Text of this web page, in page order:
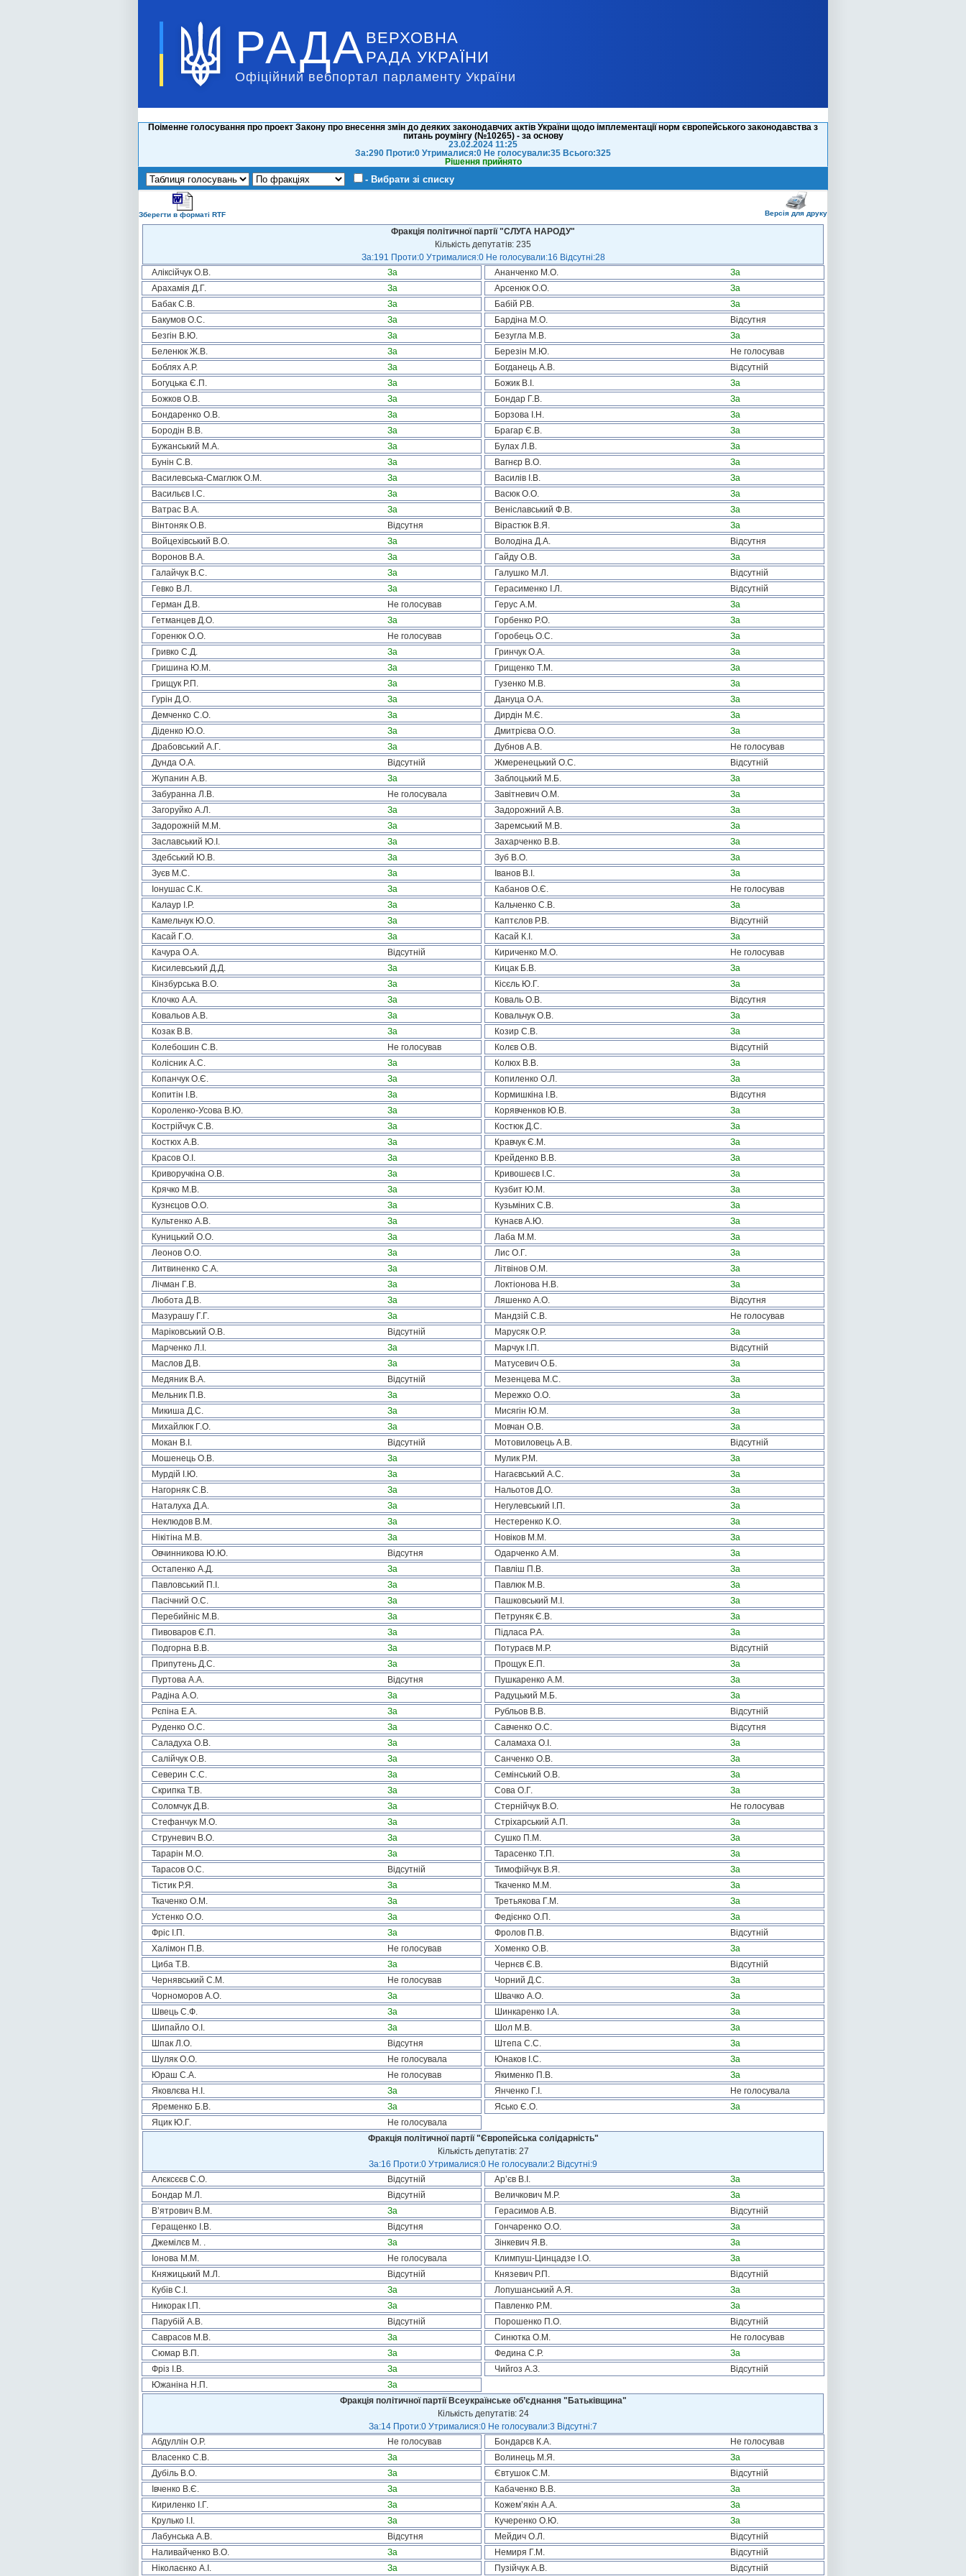
РАДА ВЕРХОВНА
РАДА УКРАЇНИ
Офіційний вебпортал парламенту України
Поіменне голосування про проект Закону про внесення змін до деяких законодавчих актів України щодо імплементації норм європейського законодавства з
питань роумінгу (№10265) - за основу
23.02.2024 11:25
За:290 Проти:0 Утрималися:0 Не голосували:35 Всього:325
Рішення прийнято
- Вибрати зі списку
Зберегти в форматі RTF Версія для друку
Фракція політичної партії "СЛУГА НАРОДУ"
Кількість депутатів: 235
За:191 Проти:0 Утрималися:0 Не голосували:16 Відсутні:28
Аліксійчук О.В.
За Ананченко М.О.
За
Арахамія Д.Г.
За Арсенюк О.О.
За
Бабак С.В.
За Бабій Р.В.
За
Бакумов О.С.
За Бардіна М.О.
Відсутня
Безгін В.Ю.
За Безугла М.В.
За
Беленюк Ж.В.
За Березін М.Ю.
Не голосував
Боблях А.Р.
За Богданець А.В.
Відсутній
Богуцька Є.П.
За Божик В.І.
За
Божков О.В.
За Бондар Г.В.
За
Бондаренко О.В.
За Борзова І.Н.
За
Бородін В.В.
За Брагар Є.В.
За
Бужанський М.А.
За Булах Л.В.
За
Бунін С.В.
За Вагнєр В.О.
За
Василевська-Смаглюк О.М.
За Василів І.В.
За
Васильєв І.С.
За Васюк О.О.
За
Ватрас В.А.
За Веніславський Ф.В.
За
Вінтоняк О.В.
Відсутня Вірастюк В.Я.
За
Войцехівський В.О.
За Володіна Д.А.
Відсутня
Воронов В.А.
За Гайду О.В.
За
Галайчук В.С.
За Галушко М.Л.
Відсутній
Гевко В.Л.
За Герасименко І.Л.
Відсутній
Герман Д.В.
Не голосував Герус А.М.
За
Гетманцев Д.О.
За Горбенко Р.О.
За
Горенюк О.О.
Не голосував Горобець О.С.
За
Гривко С.Д.
За Гринчук О.А.
За
Гришина Ю.М.
За Грищенко Т.М.
За
Грищук Р.П.
За Гузенко М.В.
За
Гурін Д.О.
За Дануца О.А.
За
Демченко С.О.
За Дирдін М.Є.
За
Діденко Ю.О.
За Дмитрієва О.О.
За
Драбовський А.Г.
За Дубнов А.В.
Не голосував
Дунда О.А.
Відсутній Жмеренецький О.С.
Відсутній
Жупанин А.В.
За Заблоцький М.Б.
За
Забуранна Л.В.
Не голосувала Завітневич О.М.
За
Загоруйко А.Л.
За Задорожний А.В.
За
Задорожній М.М.
За Заремський М.В.
За
Заславський Ю.І.
За Захарченко В.В.
За
Здебський Ю.В.
За Зуб В.О.
За
Зуєв М.С.
За Іванов В.І.
За
Іонушас С.К.
За Кабанов О.Є.
Не голосував
Калаур І.Р.
За Кальченко С.В.
За
Камельчук Ю.О.
За Каптєлов Р.В.
Відсутній
Касай Г.О.
За Касай К.І.
За
Качура О.А.
Відсутній Кириченко М.О.
Не голосував
Кисилевський Д.Д.
За Кицак Б.В.
За
Кінзбурська В.О.
За Кісєль Ю.Г.
За
Клочко А.А.
За Коваль О.В.
Відсутня
Ковальов А.В.
За Ковальчук О.В.
За
Козак В.В.
За Козир С.В.
За
Колебошин С.В.
Не голосував Колєв О.В.
Відсутній
Колісник А.С.
За Колюх В.В.
За
Копанчук О.Є.
За Копиленко О.Л.
За
Копитін І.В.
За Кормишкіна І.В.
Відсутня
Короленко-Усова В.Ю.
За Корявченков Ю.В.
За
Кострійчук С.В.
За Костюк Д.С.
За
Костюх А.В.
За Кравчук Є.М.
За
Красов О.І.
За Крейденко В.В.
За
Криворучкіна О.В.
За Кривошеєв І.С.
За
Крячко М.В.
За Кузбит Ю.М.
За
Кузнєцов О.О.
За Кузьміних С.В.
За
Культенко А.В.
За Кунаєв А.Ю.
За
Куницький О.О.
За Лаба М.М.
За
Леонов О.О.
За Лис О.Г.
За
Литвиненко С.А.
За Літвінов О.М.
За
Лічман Г.В.
За Локтіонова Н.В.
За
Любота Д.В.
За Ляшенко А.О.
Відсутня
Мазурашу Г.Г.
За Мандзій С.В.
Не голосував
Маріковський О.В.
Відсутній Марусяк О.Р.
За
Марченко Л.І.
За Марчук І.П.
Відсутній
Маслов Д.В.
За Матусевич О.Б.
За
Медяник В.А.
Відсутній Мезенцева М.С.
За
Мельник П.В.
За Мережко О.О.
За
Микиша Д.С.
За Мисягін Ю.М.
За
Михайлюк Г.О.
За Мовчан О.В.
За
Мокан В.І.
Відсутній Мотовиловець А.В.
Відсутній
Мошенець О.В.
За Мулик Р.М.
За
Мурдій І.Ю.
За Нагаєвський А.С.
За
Нагорняк С.В.
За Нальотов Д.О.
За
Наталуха Д.А.
За Негулевський І.П.
За
Неклюдов В.М.
За Нестеренко К.О.
За
Нікітіна М.В.
За Новіков М.М.
За
Овчинникова Ю.Ю.
Відсутня Одарченко А.М.
За
Остапенко А.Д.
За Павліш П.В.
За
Павловський П.І.
За Павлюк М.В.
За
Пасічний О.С.
За Пашковський М.І.
За
Перебийніс М.В.
За Петруняк Є.В.
За
Пивоваров Є.П.
За Підласа Р.А.
За
Подгорна В.В.
За Потураєв М.Р.
Відсутній
Припутень Д.С.
За Прощук Е.П.
За
Пуртова А.А.
Відсутня Пушкаренко А.М.
За
Радіна А.О.
За Радуцький М.Б.
За
Рєпіна Е.А.
За Рубльов В.В.
Відсутній
Руденко О.С.
За Савченко О.С.
Відсутня
Саладуха О.В.
За Саламаха О.І.
За
Салійчук О.В.
За Санченко О.В.
За
Северин С.С.
За Семінський О.В.
За
Скрипка Т.В.
За Сова О.Г.
За
Соломчук Д.В.
За Стернійчук В.О.
Не голосував
Стефанчук М.О.
За Стріхарський А.П.
За
Струневич В.О.
За Сушко П.М.
За
Тарарін М.О.
За Тарасенко Т.П.
За
Тарасов О.С.
Відсутній Тимофійчук В.Я.
За
Тістик Р.Я.
За Ткаченко М.М.
За
Ткаченко О.М.
За Третьякова Г.М.
За
Устенко О.О.
За Федієнко О.П.
За
Фріс І.П.
За Фролов П.В.
Відсутній
Халімон П.В.
Не голосував Хоменко О.В.
За
Циба Т.В.
За Чернєв Є.В.
Відсутній
Чернявський С.М.
Не голосував Чорний Д.С.
За
Чорноморов А.О.
За Швачко А.О.
За
Швець С.Ф.
За Шинкаренко І.А.
За
Шипайло О.І.
За Шол М.В.
За
Шпак Л.О.
Відсутня Штепа С.С.
За
Шуляк О.О.
Не голосувала Юнаков І.С.
За
Юраш С.А.
Не голосував Якименко П.В.
За
Яковлєва Н.І.
За Янченко Г.І.
Не голосувала
Яременко Б.В.
За Ясько Є.О.
За
Яцик Ю.Г.
Не голосувала
Фракція політичної партії "Європейська солідарність"
Кількість депутатів: 27
За:16 Проти:0 Утрималися:0 Не голосували:2 Відсутні:9
Алєксєєв С.О.
Відсутній Ар’єв В.І.
За
Бондар М.Л.
Відсутній Величкович М.Р.
За
В’ятрович В.М.
За Герасимов А.В.
Відсутній
Геращенко І.В.
Відсутня Гончаренко О.О.
За
Джемілєв М. .
За Зінкевич Я.В.
За
Іонова М.М.
Не голосувала Климпуш-Цинцадзе І.О.
За
Княжицький М.Л.
Відсутній Князевич Р.П.
Відсутній
Кубів С.І.
За Лопушанський А.Я.
За
Никорак І.П.
За Павленко Р.М.
За
Парубій А.В.
Відсутній Порошенко П.О.
Відсутній
Саврасов М.В.
За Синютка О.М.
Не голосував
Сюмар В.П.
За Федина С.Р.
За
Фріз І.В.
За Чийгоз А.З.
Відсутній
Южаніна Н.П.
За
Фракція політичної партії Всеукраїнське об’єднання "Батьківщина"
Кількість депутатів: 24
За:14 Проти:0 Утрималися:0 Не голосували:3 Відсутні:7
Абдуллін О.Р.
Не голосував Бондарєв К.А.
Не голосував
Власенко С.В.
За Волинець М.Я.
За
Дубіль В.О.
За Євтушок С.М.
Відсутній
Івченко В.Є.
За Кабаченко В.В.
За
Кириленко І.Г.
За Кожем’якін А.А.
За
Крулько І.І.
За Кучеренко О.Ю.
За
Лабунська А.В.
Відсутня Мейдич О.Л.
Відсутній
Наливайченко В.О.
За Немиря Г.М.
Відсутній
Ніколаєнко А.І.
За Пузійчук А.В. Відсутній